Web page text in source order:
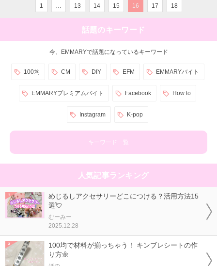
1 … 13 14 15 16 17 18
話題のキーワード
今、EMMARYで話題になっているキーワード
100均 CM DIY EFM EMMARYバイト
EMMARYプレミアムバイト Facebook How to
Instagram K-pop
キーワード一覧
人気記事ランキング
めじるしアクセサリーどこにつける？活用方法15
選💘
むーみー
2025.12.28
100均で材料が揃っちゃう！ キンブレシートの作
り方🌼